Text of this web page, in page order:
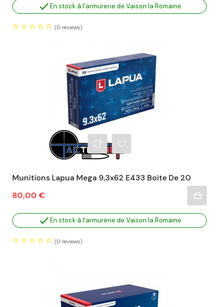
En stock à l'armurerie de Vaison la Romaine
(0 reviews)
Munitions Lapua Mega 9,3x62 E433 Boite De 20
Prix
80,00 €
En stock à l'armurerie de Vaison la Romaine
(0 reviews)